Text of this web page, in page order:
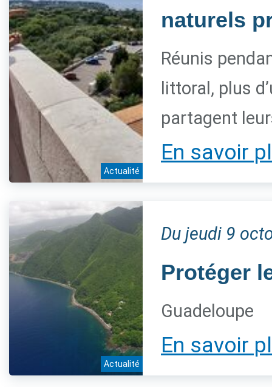
Actualité
naturels
Réunis
littoral, plus
partagent
En savoir
Actualité
Du jeudi 9
Protéger
Guadeloupe
En savoir